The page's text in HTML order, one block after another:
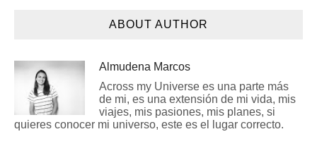
ABOUT AUTHOR
Almudena Marcos
Across my Universe es una parte más
de mi, es una extensión de mi vida, mis
viajes, mis pasiones, mis planes, si
quieres conocer mi universo, este es el lugar correcto.